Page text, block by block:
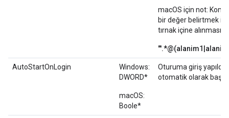
macOS için not:
bir değer belirtmek
tırnak içine alınması
AutoStartOnLogin
Windows:
DWORD*
macOS:
Boole*
Oturuma giriş
otomatik olarak